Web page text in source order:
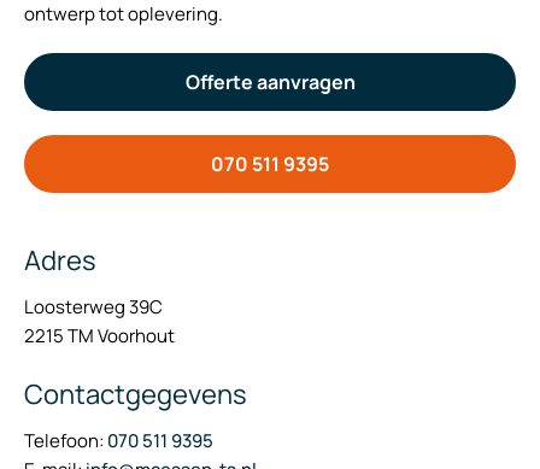
ontwerp tot oplevering.
Offerte aanvragen
070 511 9395
Adres
Loosterweg 39C
2215 TM Voorhout
Contactgegevens
Telefoon: 070 511 9395